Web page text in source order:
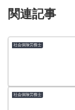
関連記事
社会保険労務士
社会保険労務士